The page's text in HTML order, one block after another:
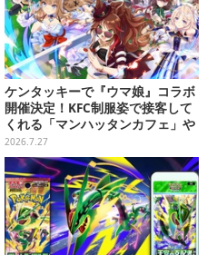
ケンタッキーで『ウマ娘』コラボ
開催決定！KFC制服姿で接客して
くれる「マンハッタンカフェ」や
「ダンツフレーム」たちが可愛い
2026.7.27